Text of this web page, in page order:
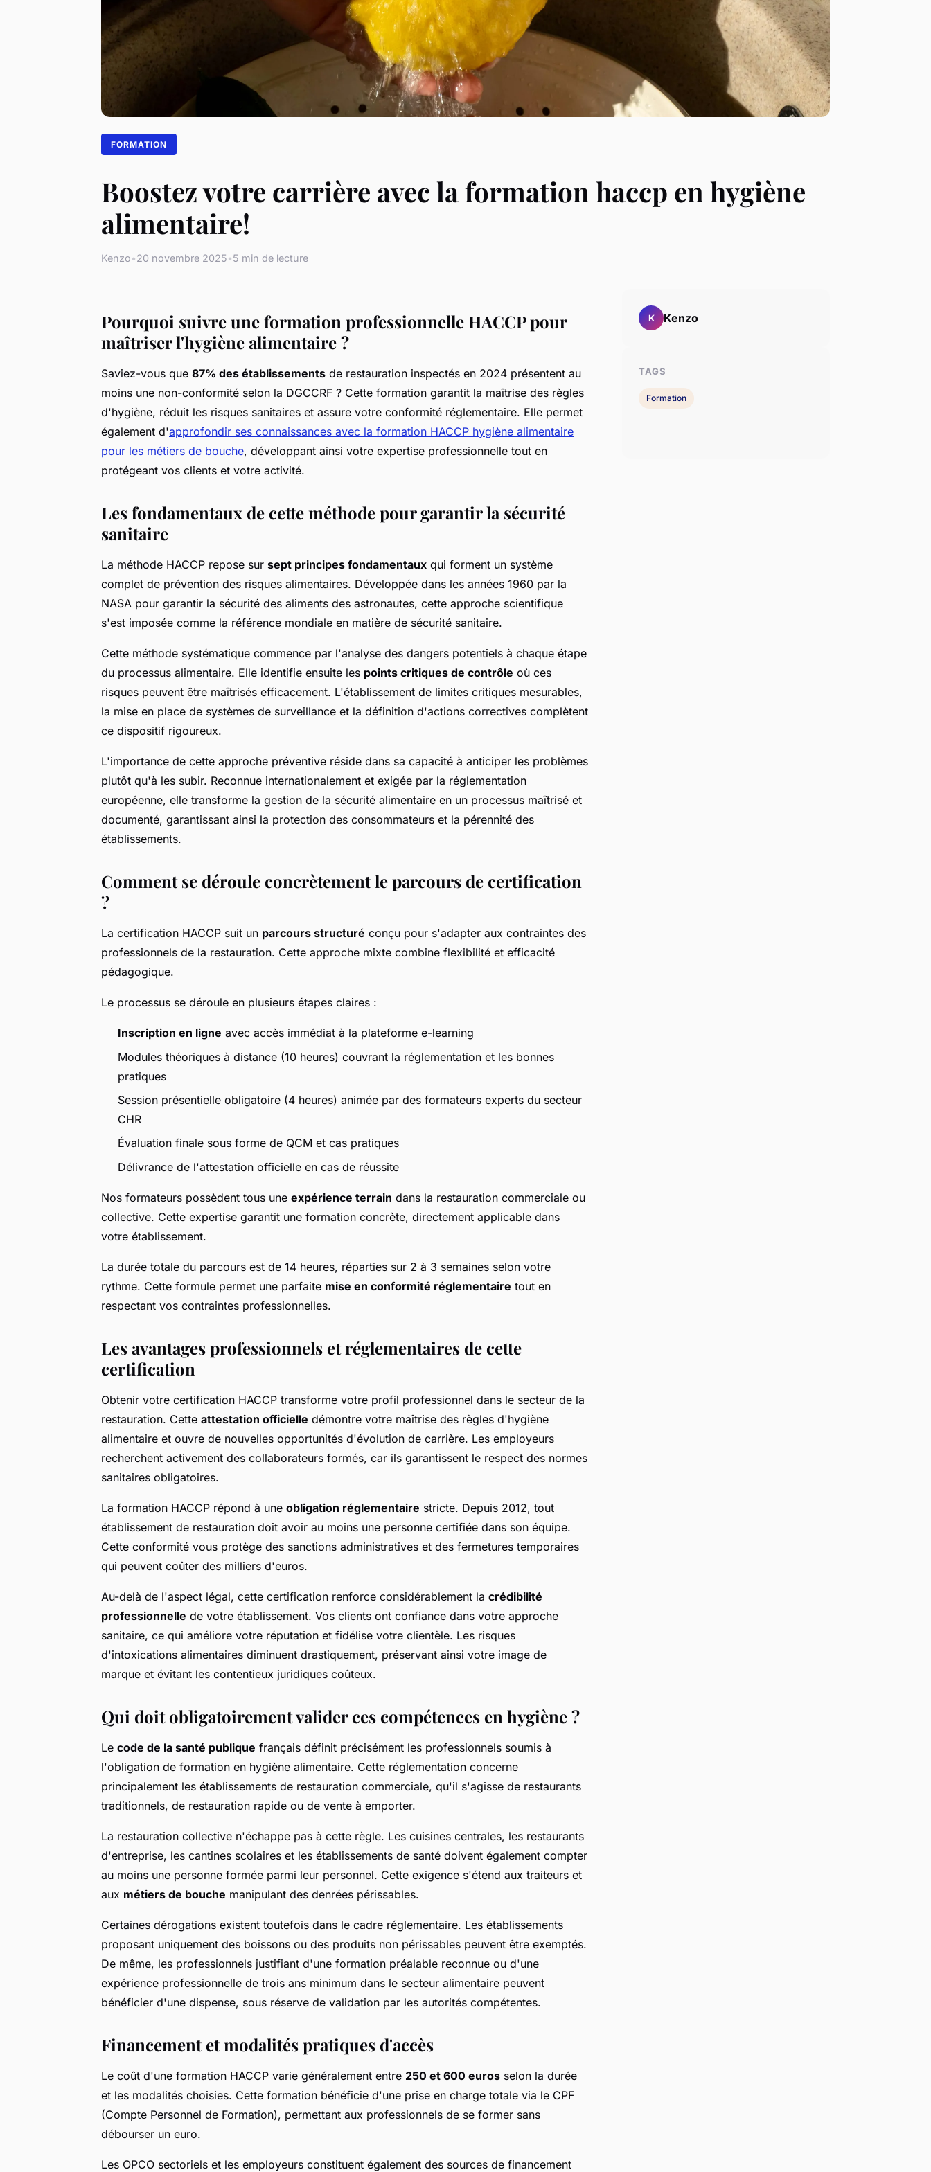
FORMATION
Boostez votre carrière avec la formation haccp en hygiène
alimentaire!
Kenzo•20 novembre 2025•5 min de lecture
Pourquoi suivre une formation professionnelle HACCP pour
maîtriser l'hygiène alimentaire ?
Saviez-vous que 87% des établissements de restauration inspectés en 2024 présentent au
moins une non-conformité selon la DGCCRF ? Cette formation garantit la maîtrise des règles
d'hygiène, réduit les risques sanitaires et assure votre conformité réglementaire. Elle permet
également d'approfondir ses connaissances avec la formation HACCP hygiène alimentaire
pour les métiers de bouche, développant ainsi votre expertise professionnelle tout en
protégeant vos clients et votre activité.
Les fondamentaux de cette méthode pour garantir la sécurité
sanitaire
La méthode HACCP repose sur sept principes fondamentaux qui forment un système
complet de prévention des risques alimentaires. Développée dans les années 1960 par la
NASA pour garantir la sécurité des aliments des astronautes, cette approche scientifique
s'est imposée comme la référence mondiale en matière de sécurité sanitaire.
Cette méthode systématique commence par l'analyse des dangers potentiels à chaque étape
du processus alimentaire. Elle identifie ensuite les points critiques de contrôle où ces
risques peuvent être maîtrisés efficacement. L'établissement de limites critiques mesurables,
la mise en place de systèmes de surveillance et la définition d'actions correctives complètent
ce dispositif rigoureux.
L'importance de cette approche préventive réside dans sa capacité à anticiper les problèmes
plutôt qu'à les subir. Reconnue internationalement et exigée par la réglementation
européenne, elle transforme la gestion de la sécurité alimentaire en un processus maîtrisé et
documenté, garantissant ainsi la protection des consommateurs et la pérennité des
établissements.
Comment se déroule concrètement le parcours de certification
?
La certification HACCP suit un parcours structuré conçu pour s'adapter aux contraintes des
professionnels de la restauration. Cette approche mixte combine flexibilité et efficacité
pédagogique.
Le processus se déroule en plusieurs étapes claires :
Inscription en ligne avec accès immédiat à la plateforme e-learning
Modules théoriques à distance (10 heures) couvrant la réglementation et les bonnes
pratiques
Session présentielle obligatoire (4 heures) animée par des formateurs experts du secteur
CHR
Évaluation finale sous forme de QCM et cas pratiques
Délivrance de l'attestation officielle en cas de réussite
Nos formateurs possèdent tous une expérience terrain dans la restauration commerciale ou
collective. Cette expertise garantit une formation concrète, directement applicable dans
votre établissement.
La durée totale du parcours est de 14 heures, réparties sur 2 à 3 semaines selon votre
rythme. Cette formule permet une parfaite mise en conformité réglementaire tout en
respectant vos contraintes professionnelles.
Les avantages professionnels et réglementaires de cette
certification
Obtenir votre certification HACCP transforme votre profil professionnel dans le secteur de la
restauration. Cette attestation officielle démontre votre maîtrise des règles d'hygiène
alimentaire et ouvre de nouvelles opportunités d'évolution de carrière. Les employeurs
recherchent activement des collaborateurs formés, car ils garantissent le respect des normes
sanitaires obligatoires.
La formation HACCP répond à une obligation réglementaire stricte. Depuis 2012, tout
établissement de restauration doit avoir au moins une personne certifiée dans son équipe.
Cette conformité vous protège des sanctions administratives et des fermetures temporaires
qui peuvent coûter des milliers d'euros.
Au-delà de l'aspect légal, cette certification renforce considérablement la crédibilité
professionnelle de votre établissement. Vos clients ont confiance dans votre approche
sanitaire, ce qui améliore votre réputation et fidélise votre clientèle. Les risques
d'intoxications alimentaires diminuent drastiquement, préservant ainsi votre image de
marque et évitant les contentieux juridiques coûteux.
Qui doit obligatoirement valider ces compétences en hygiène ?
Le code de la santé publique français définit précisément les professionnels soumis à
l'obligation de formation en hygiène alimentaire. Cette réglementation concerne
principalement les établissements de restauration commerciale, qu'il s'agisse de restaurants
traditionnels, de restauration rapide ou de vente à emporter.
La restauration collective n'échappe pas à cette règle. Les cuisines centrales, les restaurants
d'entreprise, les cantines scolaires et les établissements de santé doivent également compter
au moins une personne formée parmi leur personnel. Cette exigence s'étend aux traiteurs et
aux métiers de bouche manipulant des denrées périssables.
Certaines dérogations existent toutefois dans le cadre réglementaire. Les établissements
proposant uniquement des boissons ou des produits non périssables peuvent être exemptés.
De même, les professionnels justifiant d'une formation préalable reconnue ou d'une
expérience professionnelle de trois ans minimum dans le secteur alimentaire peuvent
bénéficier d'une dispense, sous réserve de validation par les autorités compétentes.
Financement et modalités pratiques d'accès
Le coût d'une formation HACCP varie généralement entre 250 et 600 euros selon la durée
et les modalités choisies. Cette formation bénéficie d'une prise en charge totale via le CPF
(Compte Personnel de Formation), permettant aux professionnels de se former sans
débourser un euro.
Les OPCO sectoriels et les employeurs constituent également des sources de financement
K Kenzo
TAGS
Formation